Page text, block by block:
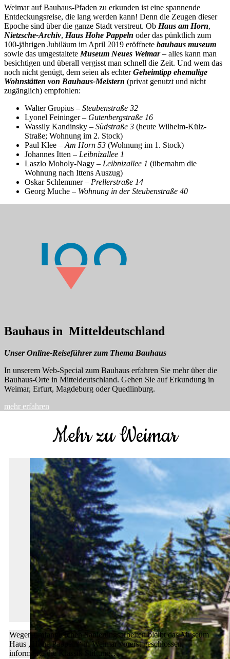
Weimar auf Bauhaus-Pfaden zu erkunden ist eine spannende
Entdeckungsreise, die lang werden kann! Denn die Zeugen dieser
Epoche sind über die ganze Stadt verstreut. Ob Haus am Horn,
Nietzsche-Archiv, Haus Hohe Pappeln oder das pünktlich zum
100-jährigen Jubiläum im April 2019 eröffnete bauhaus museum
sowie das umgestaltete Museum Neues Weimar– alles kann man
besichtigen und überall vergisst man schnell die Zeit. Und wem das
noch nicht genügt, dem seien als echterGeheimtipp ehemalige
Wohnstätten von Bauhaus-Meistern (privat genutzt und nicht
zugänglich) empfohlen:
Walter Gropius – Steubenstraße 32
Lyonel Feininger – Gutenbergstraße 16
Wassily Kandinsky – Südstraße 3 (heute Wilhelm-Külz-
Straße; Wohnung im 2. Stock)
Paul Klee – Am Horn 53 (Wohnung im 1. Stock)
Johannes Itten – Leibnizallee 1
Laszlo Moholy-Nagy – Leibnizallee 1 (übernahm die
Wohnung nach Ittens Auszug)
Oskar Schlemmer – Prellerstraße 14
Georg Muche – Wohnung in der Steubenstraße 40
Bauhaus in Mitteldeutschland
Unser Online-Reiseführer zum Thema Bauhaus
In unserem Web-Special zum Bauhaus erfahren Sie mehr über die
Bauhaus-Orte in Mitteldeutschland. Gehen Sie auf Erkundung in
Weimar, Erfurt, Magdeburg oder Quedlinburg.
mehr erfahren
Mehr zu Weimar
Wegen umfangreichen Sanierungsarbeiten bleibt das Museum
Haus „Hohe Pappeln“ in Weimar vorerst geschlossen,
informierte die Klassik Stiftung…